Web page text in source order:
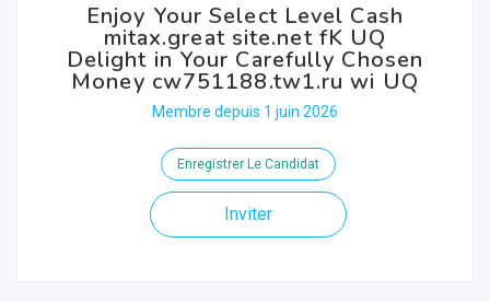
Enjoy Your Select Level Cash
mitax.great site.net fK UQ
Delight in Your Carefully Chosen
Money cw751188.tw1.ru wi UQ
Membre depuis 1 juin 2026
Enregistrer Le Candidat
Inviter